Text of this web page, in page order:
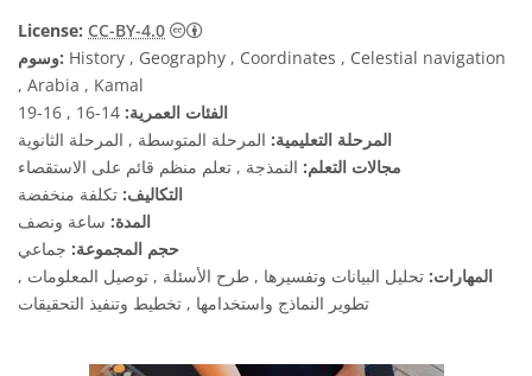
License: CC-BY-4.0
وسوم: History , Geography , Coordinates , Celestial navigation
, Arabia , Kamal
الفئات العمرية:
المرحلة التعليمية: المرحلة المتوسطة , المرحلة الثانوية
مجالات التعلم: النمذجة , تعلم منظم قائم على الاستقصاء
التكاليف: تكلفة منخفضة
المدة: ساعة ونصف
حجم المجموعة: جماعي
المهارات: تحليل البيانات وتفسيرها , طرح الأسئلة , توصيل المعلومات ,
تطوير النماذج واستخدامها , تخطيط وتنفيذ التحقيقات